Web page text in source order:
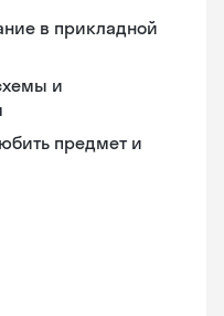
в прикладной
и
предмет и